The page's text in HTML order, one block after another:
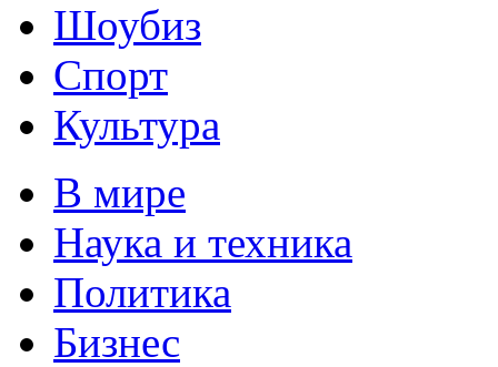
Шоубиз
Спорт
Культура
В мире
Наука и техника
Политика
Бизнес